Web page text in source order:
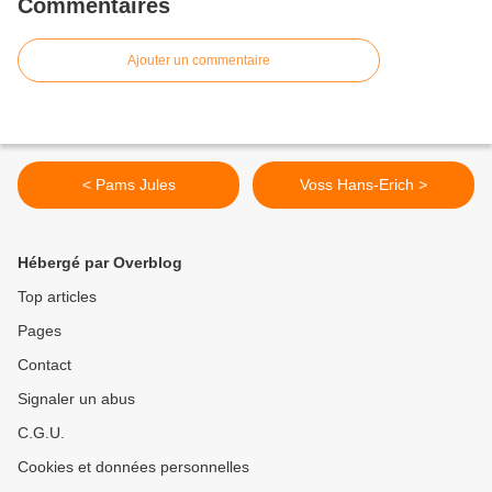
Commentaires
Ajouter un commentaire
< Pams Jules Voss Hans-Erich >
Hébergé par Overblog
Top articles
Pages
Contact
Signaler un abus
C.G.U.
Cookies et données personnelles